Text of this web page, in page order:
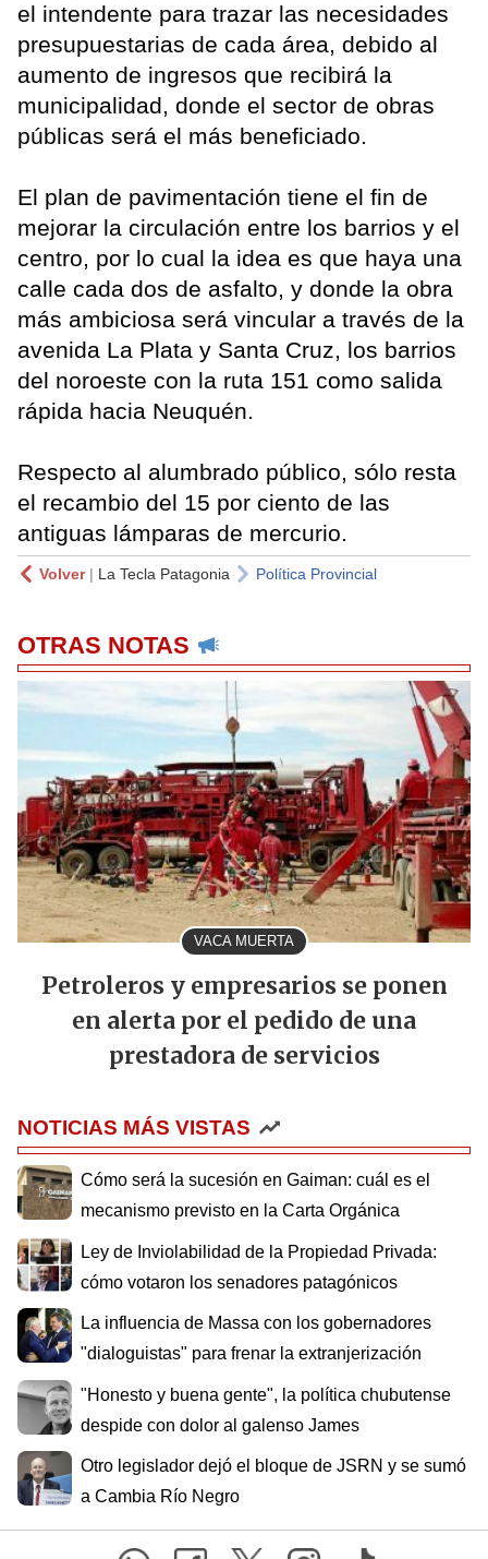
el intendente para trazar las necesidades
presupuestarias de cada área, debido al
aumento de ingresos que recibirá la
municipalidad, donde el sector de obras
públicas será el más beneficiado.
El plan de pavimentación tiene el fin de
mejorar la circulación entre los barrios y el
centro, por lo cual la idea es que haya una
calle cada dos de asfalto, y donde la obra
más ambiciosa será vincular a través de la
avenida La Plata y Santa Cruz, los barrios
del noroeste con la ruta 151 como salida
rápida hacia Neuquén.
Respecto al alumbrado público, sólo resta
el recambio del 15 por ciento de las
antiguas lámparas de mercurio.
Volver| La Tecla Patagonia Política Provincial
OTRAS NOTAS
VACA MUERTA
Petroleros y empresarios se ponen
en alerta por el pedido de una
prestadora de servicios
NOTICIAS MÁS VISTAS
Cómo será la sucesión en Gaiman: cuál es el
mecanismo previsto en la Carta Orgánica
Ley de Inviolabilidad de la Propiedad Privada:
cómo votaron los senadores patagónicos
La influencia de Massa con los gobernadores
"dialoguistas" para frenar la extranjerización
"Honesto y buena gente", la política chubutense
despide con dolor al galenso James
Otro legislador dejó el bloque de JSRN y se sumó
a Cambia Río Negro